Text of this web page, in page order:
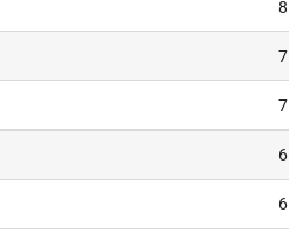
8
7
7
6
6